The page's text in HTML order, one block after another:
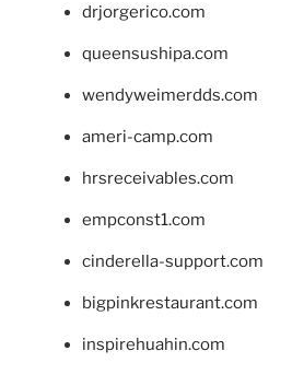
drjorgerico.com
queensushipa.com
wendyweimerdds.com
ameri-camp.com
hrsreceivables.com
empconst1.com
cinderella-support.com
bigpinkrestaurant.com
inspirehuahin.com